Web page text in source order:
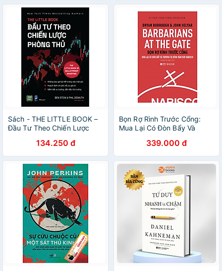
Sách - THE LITTLE BOOK –
Đầu Tư Theo Chiến Lược
134.250 đ
Bọn Rợ Rình Trước Cổng:
Mua Lại Có Đòn Bẩy Và
339.000 đ